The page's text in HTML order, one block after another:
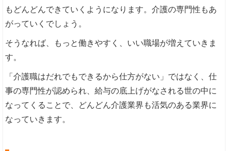
もどんどんできていくようになります。介護の専門性もあ
がっていくでしょう。
そうなれば、もっと働きやすく、いい職場が増えていきま
す。
「介護職はだれでもできるから仕方がない」ではなく、仕
事の専門性が認められ、給与の底上げがなされる世の中に
なってくることで、どんどん介護業界も活気のある業界に
なっていきます。